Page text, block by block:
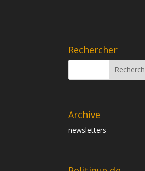
Rechercher
Archive
newsletters